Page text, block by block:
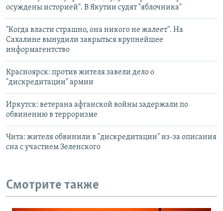
осуждены историей". В Якутии судят "яблочника"
"Когда власти страшно, она никого не жалеет". На
Сахалине вынудили закрыться крупнейшее
информагентство
Красноярск: против жителя завели дело о
"дискредитации" армии
Иркутск: ветерана афганской войны задержали по
обвинению в терроризме
Чита: жителя обвинили в "дискредитации" из-за описания
сна с участием Зеленского
Смотрите также